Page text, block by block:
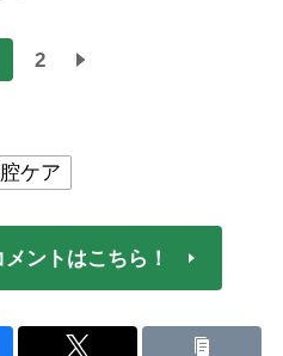
2
ケア
ントはこちら！